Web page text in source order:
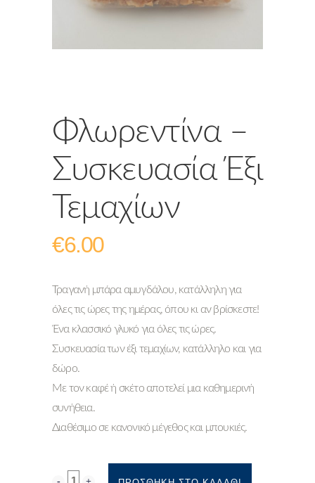
Φλωρεντίνα –
Συσκευασία Έξι
Τεμαχίων
€6.00
Τραγανή μπάρα αμυγδάλου, κατάλληλη για
όλες τις ώρες της ημέρας, όπου κι αν βρίσκεστε!
Ένα κλασσικό γλυκό για όλες τις ώρες.
Συσκευασία των έξι τεμαχίων, κατάλληλο και για
δώρο.
Με τον καφέ ή σκέτο αποτελεί μια καθημερινή
συνήθεια.
Διαθέσιμο σε κανονικό μέγεθος και μπουκιές.